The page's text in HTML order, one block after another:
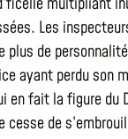
Les
plus de
ayant perdu son
en fait la figure du
cesse de